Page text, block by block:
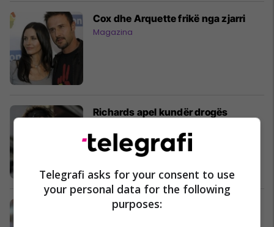
Cox dhe Arquette frikë nga zjarri
Magazina
Richards apel kundër drogës
Nicole Kidman kritikon mediat
Telegrafi asks for your consent to use
your personal data for the following
purposes: